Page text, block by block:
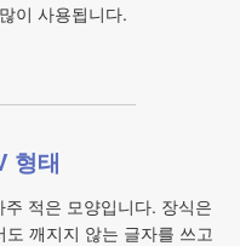
이 사용됩니다.
형태
적은 모양입니다. 장식은
깨지지 않는 글자를 쓰고